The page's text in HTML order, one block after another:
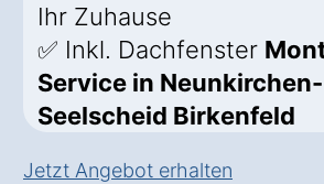
Ihr Zuhause
✅ Inkl. Dachfenster
Service in Neunkirchen-
Seelscheid Birkenfeld
Jetzt Angebot erhalten